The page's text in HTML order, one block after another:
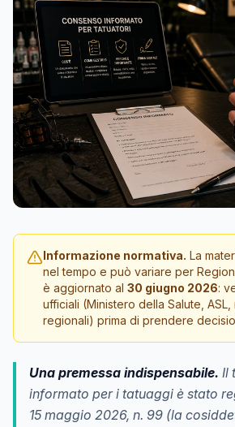
Informazione normativa. La
nel tempo e può variare per
è aggiornato al 30 giugno 2026:
ufficiali (Ministero della Salute, ASL,
regionali) prima di prendere
Una premessa indispensabile. Il
informato per i tatuaggi è stato
15 maggio 2026, n. 99 (la